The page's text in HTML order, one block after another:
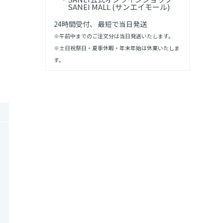
SANEI MALL (サンエイモール)
24時間受付、 最短で当日発送
※午前中までのご注文分は当日発送いたします。
※土日祝祭日・夏季休暇・年末年始は休業いたしま
す。